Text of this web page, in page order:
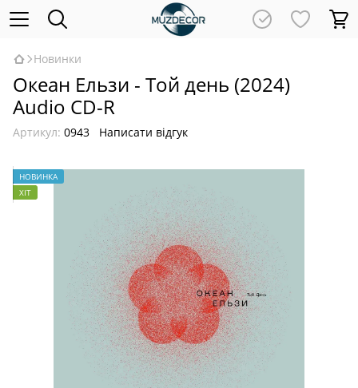
Новинки
Океан Ельзи - Той день (2024)
Audio CD-R
Артикул: 0943 Написати відгук
НОВИНКА
ХІТ